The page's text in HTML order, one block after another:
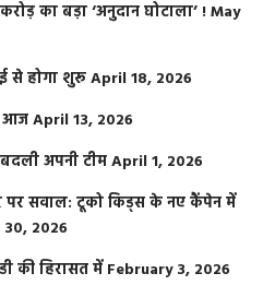
का बड़ा ‘अनुदान घोटाला’ !May
से होगा शुरूApril 18, 2026
आजApril 13, 2026
अपनी टीमApril 1, 2026
पर सवाल: टूको किड्स के नए कैंपेन में
2026
की हिरासत में February 3, 2026